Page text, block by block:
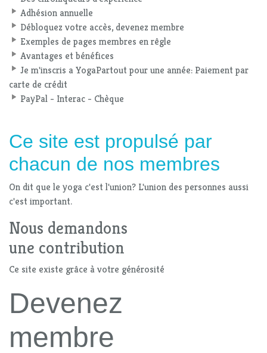
Adhésion annuelle
Débloquez votre accès, devenez membre
Exemples de pages membres en rêgle
Avantages et bénéfices
Je m'inscris a YogaPartout pour une année: Paiement par
carte de crédit
PayPal - Interac - Chèque
Ce site est propulsé par
chacun de nos membres
On dit que le yoga c'est l'union? L'union des personnes aussi
c'est important.
Nous demandons
une contribution
Ce site existe grâce à votre générosité
Devenez
membre